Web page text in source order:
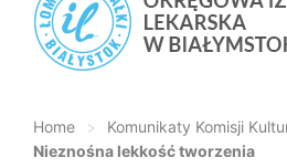
Home > Komunikaty Komisji
Nieznośna lekkość tworzenia